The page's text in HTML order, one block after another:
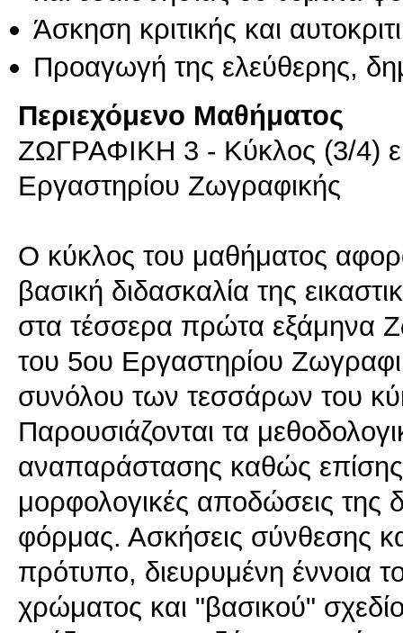
Άσκηση κριτικής και
Προαγωγή της ελεύθερης,
Περιεχόμενο Μαθήματος
ΖΩΓΡΑΦΙΚΗ 3 - Κύκλος (3/4)
Εργαστηρίου Ζωγραφικής
Ο κύκλος του μαθήματος
βασική διδασκαλία της
στα τέσσερα πρώτα εξάμηνα
του 5ου Εργαστηρίου
συνόλου των τεσσάρων του
Παρουσιάζονται τα
αναπαράστασης καθώς επίσης
μορφολογικές αποδώσεις της
φόρμας. Ασκήσεις σύνθεσης
πρότυπο, διευρυμένη έννοια
χρώματος και "βασικού"